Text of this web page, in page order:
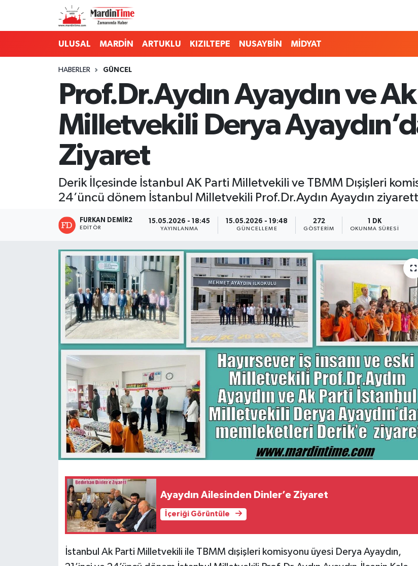
ULUSAL MARDİN ARTUKLU KIZILTEPE NUSAYBİN MİDYAT
HABERLER GÜNCEL
Prof.Dr.Aydın Ayaydın ve
Milletvekili Derya
Ziyaret
Derik İlçesinde İstanbul AK Parti Milletvekili ve TBMM Dışişleri
24’üncü dönem İstanbul Milletvekili Prof.Dr.Aydın Ayaydın
FURKAN DEMİR2
EDITÖR
15.05.2026 - 18:45
YAYINLANMA
15.05.2026 - 19:48
GÜNCELLEME
272
GÖSTERIM
1 DK
OKUNMA SÜRESI
Ayaydın Ailesinden Dinler’e Ziyaret
İçeriği Görüntüle
İstanbul Ak Parti Milletvekili ile TBMM dışişleri komisyonu üyesi Derya Ayaydın,
Mardin Nöbetçi Eczaneler
Mardin Hava Durumu
Mardin Namaz Vakitleri
Mardin Trafik Yoğunluk Haritası
Süper Lig Puan Durumu ve Fikstür
Tüm Manşetler
Son Dakika Haberleri
Haber Arşivi